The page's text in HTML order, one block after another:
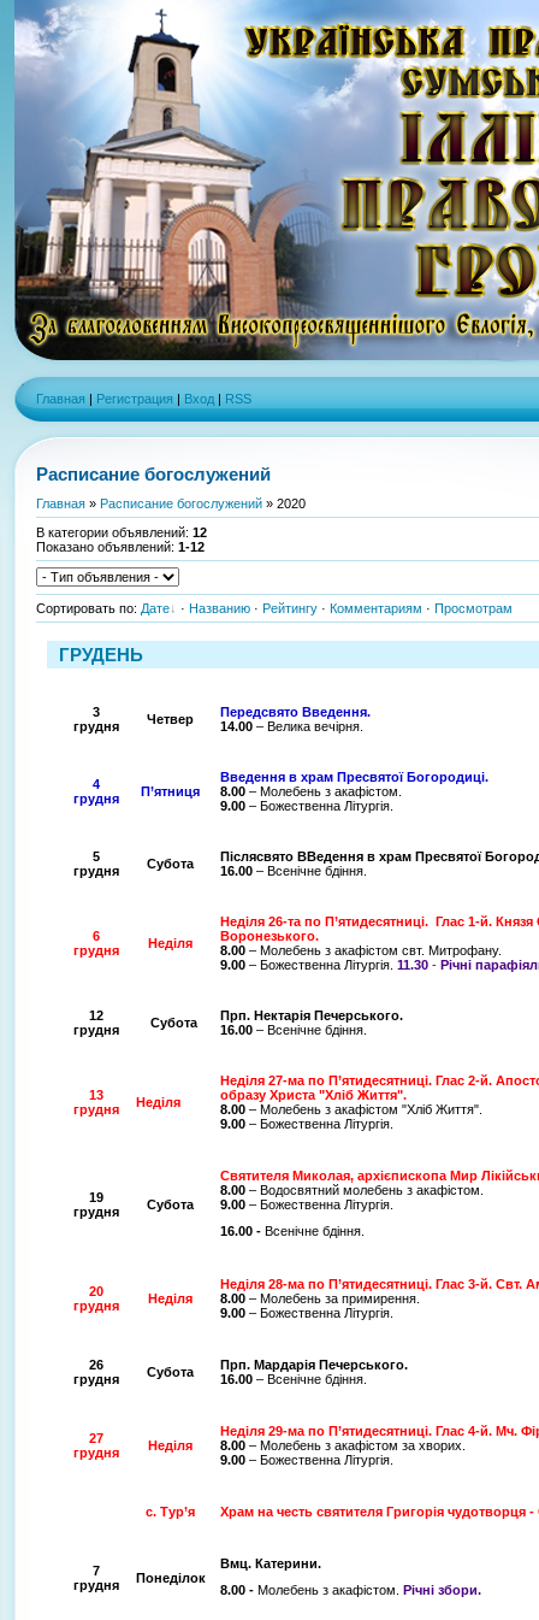
Главная | Регистрация | Вход | RSS
Расписание богослужений
Главная » Расписание богослужений » 2020
В категории объявлений: 12
Показано объявлений: 1-12
Сортировать по: Дате · Названию · Рейтингу · Комментариям · Просмотрам
ГРУДЕНЬ
3
грудня
Четвер
Передсвято Введення.
14.00 – Велика вечірня.
4
грудня
П’ятниця
Введення в храм Пресвятої Богородиці.
8.00 – Молебень з акафістом.
9.00 – Божественна Літургія.
5
грудня
Субота
Післясвято ВВедення в храм Пресвятої
16.00 – Всенічне бдіння.
6
грудня
Неділя
Неділя 26-та по П’ятидесятниці. Глас 1-й.
Воронезького.
8.00 – Молебень з акафістом свт. Митрофану.
9.00 – Божественна Літургія. 11.30 - Річні
12
грудня
Субота
Прп. Нектарія Печерського.
16.00 – Всенічне бдіння.
13
грудня
Неділя
Неділя 27-ма по П’ятидесятниці. Глас 2-й.
образу Христа "Хліб Життя".
8.00 – Молебень з акафістом "Хліб Життя".
9.00 – Божественна Літургія.
19
грудня
Субота
Святителя Миколая, архієпископа Мир
8.00 – Водосвятний молебень з акафістом.
9.00 – Божественна Літургія.
16.00 - Всенічне бдіння.
20
грудня
Неділя
Неділя 28-ма по П’ятидесятниці. Глас 3-й. Свт.
8.00 – Молебень за примирення.
9.00 – Божественна Літургія.
26
грудня
Субота
Прп. Мардарія Печерського.
16.00 – Всенічне бдіння.
27
грудня
Неділя
Неділя 29-ма по П’ятидесятниці. Глас 4-й. Мч.
8.00 – Молебень з акафістом за хворих.
9.00 – Божественна Літургія.
с. Тур’я Храм на честь святителя Григорія чудотворця
7
грудня
Понеділок
Вмц. Катерини.
8.00 - Молебень з акафістом. Річні збори.